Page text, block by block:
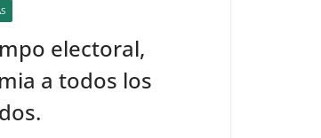
electoral,
a todos los